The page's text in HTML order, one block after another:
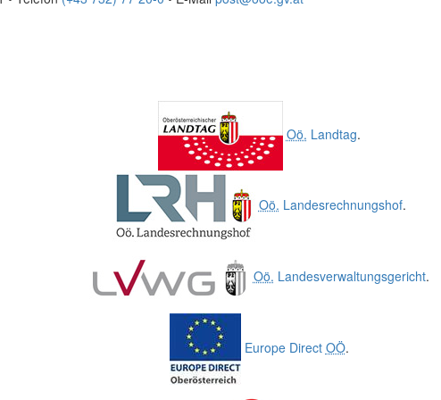
Oö. Landtag.
Oö. Landesrechnungshof.
Oö. Landesverwaltungsgericht.
Europe Direct OÖ.